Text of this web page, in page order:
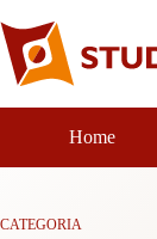
al
contenuto
Home
CATEGORIA